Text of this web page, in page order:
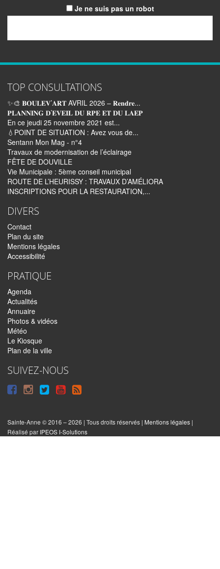
Je ne suis pas un robot
TOP CONSULTATIONS
✨🎨 𝐁𝐎𝐔𝐋𝐄𝐕’𝐀𝐑𝐓 AVRIL 2026 – 𝐑𝐞𝐧𝐝𝐫𝐞...
𝐏𝐋𝐀𝐍𝐍𝐈𝐍𝐆 𝐃’𝐄𝐕𝐄𝐈𝐋 𝐃𝐔 𝐑𝐏𝐄 𝐄𝐓 𝐃𝐔 𝐋𝐀𝐄𝐏
En ce jeudi 25 novembre 2021 est...
💧POINT DE SITUATION : Avez vous de...
Sentann Mon Mag - n°4
Travaux de modernisation de l’éclairage
FÊTE DE DOUVILLE
Vie Municipale : 5ème conseil municipal
ROUTE DE L’HEURISSY : TRAVAUX D’AMÉLIORA
INSCRIPTIONS POUR LA RESTAURATION,...
DIVERS
Contact
Plan du site
Mentions légales
Accessibilité
PRATIQUE
Agenda
Actualités
Annuaire
Photos & vidéos
Météo
Le Kiosque
Plan de la ville
SUIVEZ-NOUS
Suivre
Facebook
Suivre
Instagram
Suivre
Twitter
Syndiquer
le
site
Sainte-Anne © 2016 – 2026 | Tous droits réservés | Mentions légales |
Réalisé par IPEOS I-Solutions
Réinitialiser